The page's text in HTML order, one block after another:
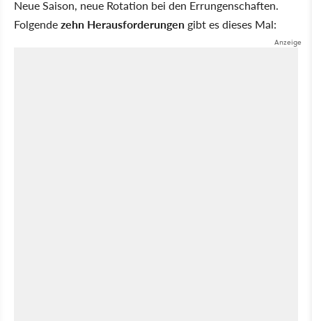
Neue Saison, neue Rotation bei den Errungenschaften.
Folgendezehn Herausforderungen gibt es dieses Mal: